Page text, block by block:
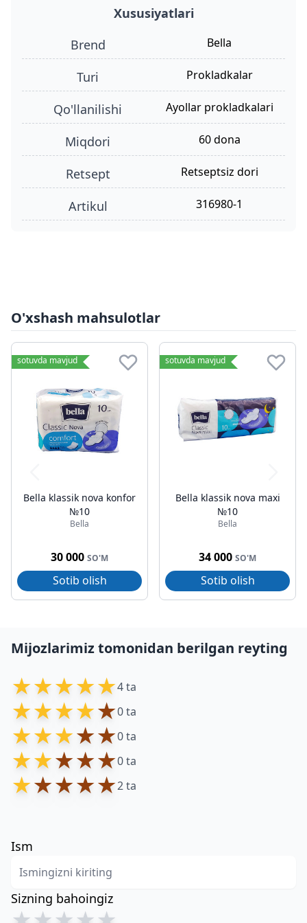
Xususiyatlari
Brend
Bella
turi prokladkalar
qo'llanilishi ayollar prokladkalari
miqdori 60 dona
retsept retseptsiz dori
Artikul 316980-1
O'xshash mahsulotlar
sotuvda mavjud
Bella klassik nova konfor
№10
Bella
30 000 SO'M
Sotib olish
sotuvda mavjud
Bella klassik nova maxi
№10
Bella
34 000 SO'M
Sotib olish
Mijozlarimiz tomonidan berilgan reyting
★★★★★4 ta
★★★★★0 ta
★★★★★0 ta
★★★★★0 ta
★★★★★2 ta
Ism
Sizning bahoingiz